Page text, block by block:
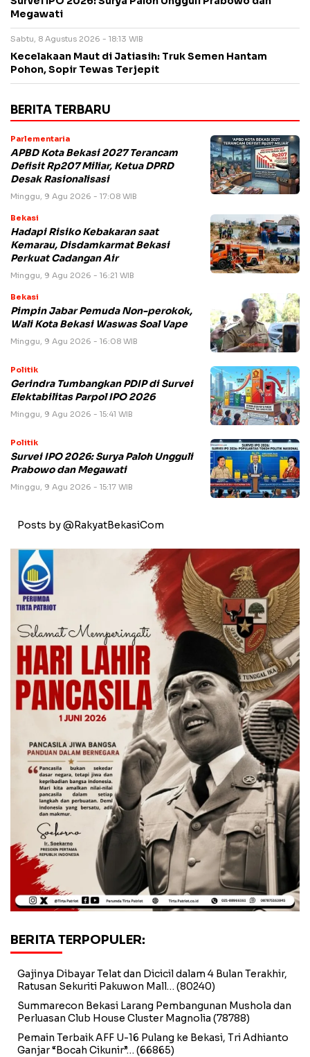
Megawati
Sabtu, 8 Agustus 2026 - 18:13 WIB
Kecelakaan Maut di Jatiasih: Truk Semen Hantam
Pohon, Sopir Tewas Terjepit
BERITA TERBARU
Parlementaria
APBD Kota Bekasi 2027 Terancam
Defisit Rp207 Miliar, Ketua DPRD
Desak Rasionalisasi
Minggu, 9 Agu 2026 - 17:08 WIB
Bekasi
Hadapi Risiko Kebakaran saat
Kemarau, Disdamkarmat Bekasi
Perkuat Cadangan Air
Minggu, 9 Agu 2026 - 16:21 WIB
Bekasi
Pimpin Jabar Pemuda Non-perokok,
Wali Kota Bekasi Waswas Soal Vape
Minggu, 9 Agu 2026 - 16:08 WIB
Politik
Gerindra Tumbangkan PDIP di Survei
Elektabilitas Parpol IPO 2026
Minggu, 9 Agu 2026 - 15:41 WIB
Politik
Survei IPO 2026: Surya Paloh Ungguli
Prabowo dan Megawati
Minggu, 9 Agu 2026 - 15:17 WIB
Posts by @RakyatBekasiCom
BERITA TERPOPULER:
Gajinya Dibayar Telat dan Dicicil dalam 4 Bulan Terakhir,
Ratusan Sekuriti Pakuwon Mall… (80240)
Summarecon Bekasi Larang Pembangunan Mushola dan
Perluasan Club House Cluster Magnolia (78788)
Pemain Terbaik AFF U-16 Pulang ke Bekasi, Tri Adhianto
Ganjar “Bocah Cikunir”… (66865)